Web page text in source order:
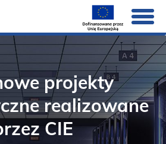
projekty
realizowane
CIE